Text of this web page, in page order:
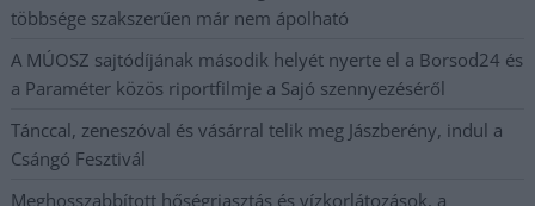
többsége szakszerűen már nem ápolható
A MÚOSZ sajtódíjának második helyét nyerte el a Borsod24 és
a Paraméter közös riportfilmje a Sajó szennyezéséről
Tánccal, zeneszóval és vásárral telik meg Jászberény, indul a
Csángó Fesztivál
Meghosszabbított hőségriasztás és vízkorlátozások, a